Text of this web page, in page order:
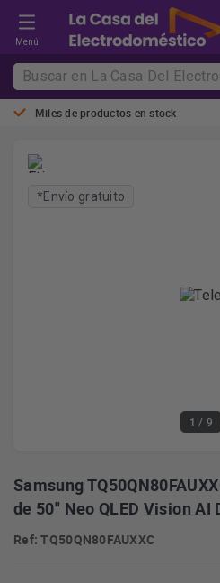
Menú
Miles de productos en stock
1 / 9
*Envío gratuito
Samsung
de 50" Neo QLED Vision AI
Ref: TQ50QN80FAUXXC